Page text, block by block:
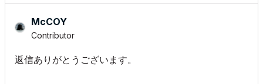
McCOY
Contributor
返信ありがとうございます。